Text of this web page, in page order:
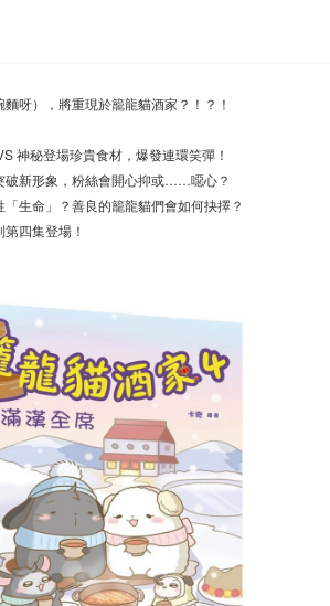
呀），將重現於籠龍貓酒家？！？！
神秘登場珍貴食材，爆發連環笑彈！
破新形象，粉絲會開心抑或……噁心？
生命」？善良的籠龍貓們會如何抉擇？
四集登場！